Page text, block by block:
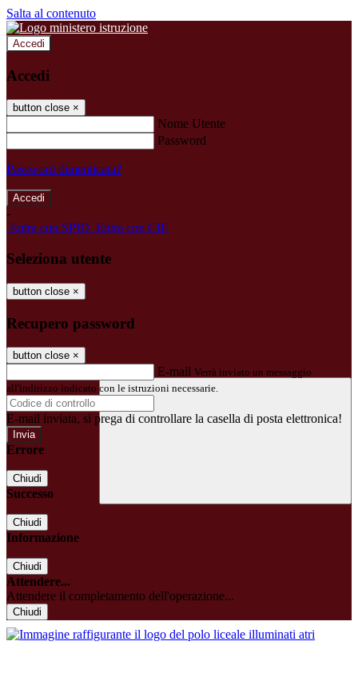
Salta al contenuto
Accedi
Accedi
button close ×
Nome Utente
Password
Password dimenticata?
-
Entra con SPID Entra con CIE
Seleziona utente
button close ×
Recupero password
button close ×
E-mail Verrà inviato un messaggio
all'indirizzo indicato con le istruzioni necessarie.
E-mail inviata, si prega di controllare la casella di posta elettronica!
Errore
Chiudi
Successo
Chiudi
Informazione
Chiudi
Attendere...
Attendere il completamento dell'operazione...
Chiudi